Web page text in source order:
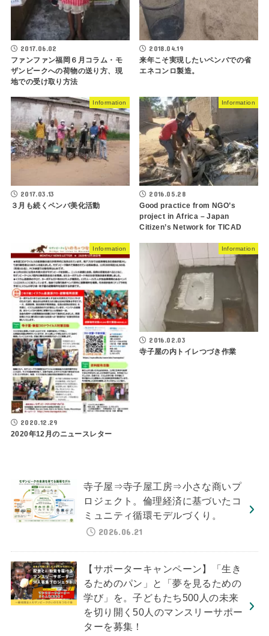
2017.06.02
ファンファン福岡６月コラム・モ
ザンビークへの荷物の送り方、現
地での受け取り方法
2018.04.19
来年こそ実現したいペンバでの省
エネコンロ製造。
Information
2017.03.13
３月も続くペンバ美化活動
Information
2016.05.28
Good practice from NGO’s
project in Africa – Japan
Citizen’s Network for TICAD
Information
2020.12.29
2020年12月のニュースレター
Information
2016.02.03
寺子屋の内トイレつづき作業
寺子屋⇒寺子屋工房⇒小さな商いプ
ロジェクト。倫理経済に基づいたコ
ミュニティ循環モデルづくり。
2026.06.21
【サポーターキャンペーン】「生き
るためのパン」と「夢を見るための
学び」を。子どもたち500人の未来
を切り開く50人のマンスリーサポー
ターを募集！